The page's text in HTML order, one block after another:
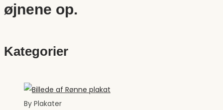
øjnene op.
Kategorier
By Plakater